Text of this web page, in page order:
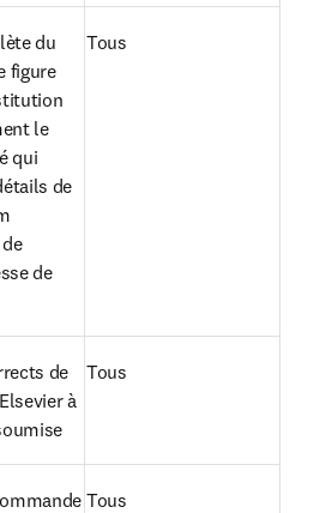
du
figure
le
qui
de
de
Tous
de
à
Tous
Tous